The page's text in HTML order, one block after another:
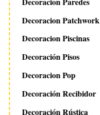
Decoracion Patchwork
Decoracion Piscinas
Decoración Pisos
Decoracion Pop
Decoración Recibidor
Decoración Rústica